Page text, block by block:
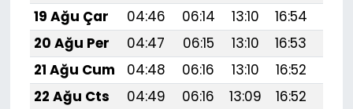
19 Ağu Çar
04:46 06:14 13:10 16:54
20 Ağu Per
04:47 06:15 13:10 16:53
21 Ağu Cum
04:48 06:16 13:10 16:52
22 Ağu Cts
04:49 06:16 13:09 16:52